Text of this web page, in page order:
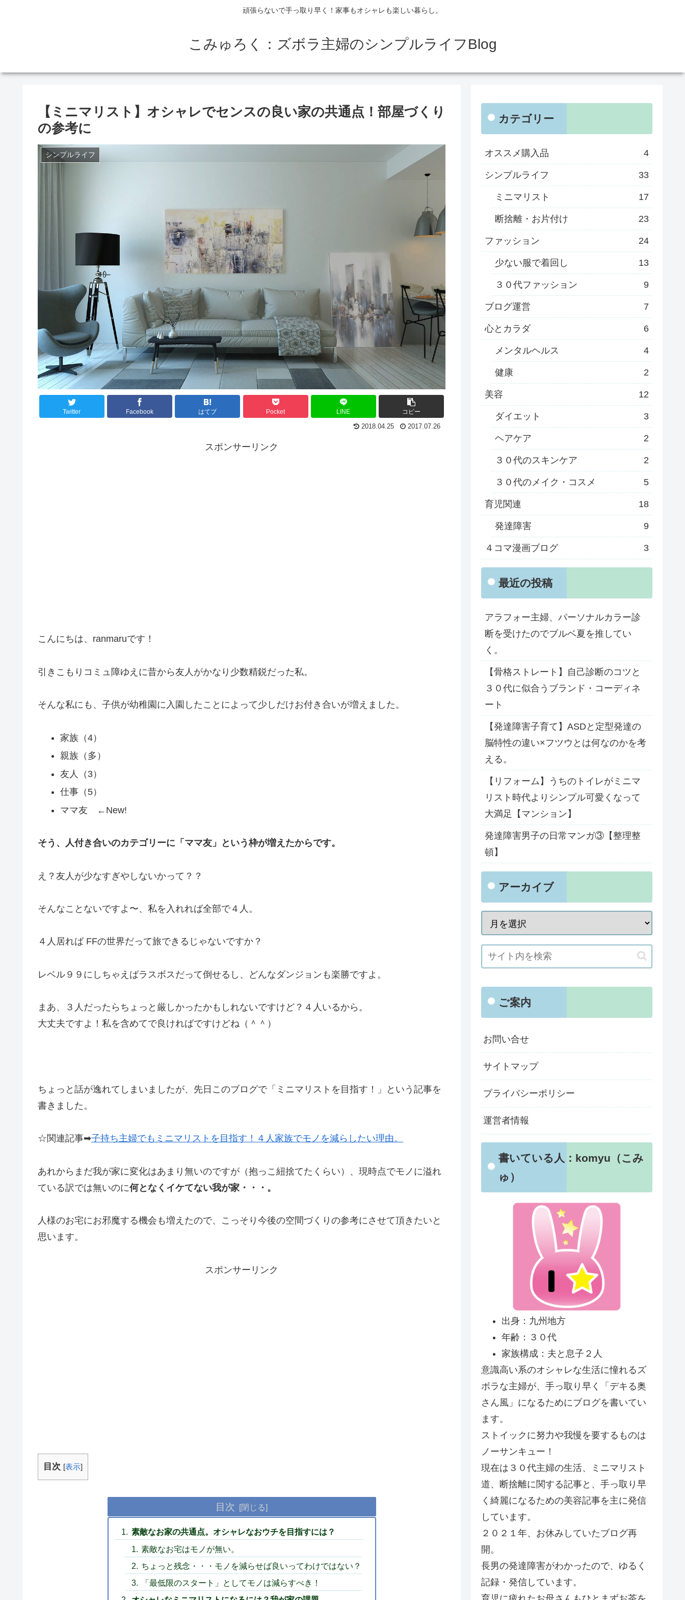
頑張らないで手っ取り早く！家事もオシャレも楽しい暮らし。
こみゅろく：ズボラ主婦のシンプルライフBlog
【ミニマリスト】オシャレでセンスの良い家の共通点！部屋づくり
の参考に
シンプルライフ
Twitter Facebook はてブ Pocket LINE コピー
2018.04.25 2017.07.26
スポンサーリンク
こんにちは、ranmaruです！
引きこもりコミュ障ゆえに昔から友人がかなり少数精鋭だった私。
そんな私にも、子供が幼稚園に入園したことによって少しだけお付き合いが増えました。
家族（4）
親族（多）
友人（3）
仕事（5）
ママ友 ←New!
そう、人付き合いのカテゴリーに「ママ友」という枠が増えたからです。
え？友人が少なすぎやしないかって？？
そんなことないですよ〜、私を入れれば全部で４人。
４人居れば FFの世界だって旅できるじゃないですか？
レベル９９にしちゃえばラスボスだって倒せるし、どんなダンジョンも楽勝ですよ。
まあ、３人だったらちょっと厳しかったかもしれないですけど？４人いるから。
大丈夫ですよ！私を含めてで良ければですけどね（＾＾）
ちょっと話が逸れてしまいましたが、先日このブログで「ミニマリストを目指す！」という記事を
書きました。
☆関連記事➡︎子持ち主婦でもミニマリストを目指す！４人家族でモノを減らしたい理由。
あれからまだ我が家に変化はあまり無いのですが（抱っこ紐捨てたくらい）、現時点でモノに溢れ
ている訳では無いのに何となくイケてない我が家・・・。
人様のお宅にお邪魔する機会も増えたので、こっそり今後の空間づくりの参考にさせて頂きたいと
思います。
スポンサーリンク
目次 [表示]
目次
素敵なお家の共通点。オシャレなおウチを目指すには？
素敵なお宅はモノが無い。
ちょっと残念・・・モノを減らせば良いってわけではない？
「最低限のスタート」としてモノは減らすべき！
カテゴリー
オススメ購入品 4
シンプルライフ 33
ミニマリスト 17
断捨離・お片付け 23
ファッション 24
少ない服で着回し 13
３０代ファッション 9
ブログ運営 7
心とカラダ 6
メンタルヘルス 4
健康 2
美容 12
ダイエット 3
ヘアケア 2
３０代のスキンケア 2
３０代のメイク・コスメ 5
育児関連 18
発達障害 9
４コマ漫画ブログ 3
最近の投稿
アラフォー主婦、パーソナルカラー診
断を受けたのでブルベ夏を推してい
く。
【骨格ストレート】自己診断のコツと
３０代に似合うブランド・コーディネ
ート
【発達障害子育て】ASDと定型発達の
脳特性の違い×フツウとは何なのかを考
える。
【リフォーム】うちのトイレがミニマ
リスト時代よりシンプル可愛くなって
大満足【マンション】
発達障害男子の日常マンガ③【整理整
頓】
アーカイブ
ご案内
お問い合せ
サイトマップ
プライバシーポリシー
運営者情報
書いている人：komyu（こみ
ゅ）
出身：九州地方
年齢：３０代
家族構成：夫と息子２人
意識高い系のオシャレな生活に憧れるズ
ボラな主婦が、手っ取り早く「デキる奥
さん風」になるためにブログを書いてい
ます。
ストイックに努力や我慢を要するものは
ノーサンキュー！
現在は３０代主婦の生活、ミニマリスト
道、断捨離に関する記事と、手っ取り早
く綺麗になるための美容記事を主に発信
しています。
２０２１年、お休みしていたブログ再
開。
長男の発達障害がわかったので、ゆるく
記録・発信しています。